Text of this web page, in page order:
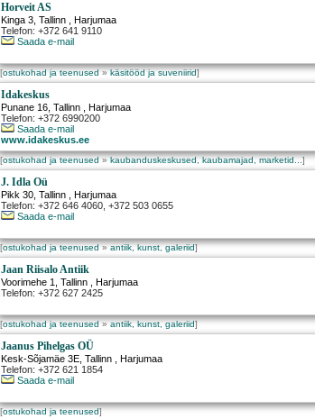
Horveit AS
Kinga 3 ,Tallinn , Harjumaa
Telefon: +372 641 9110
Saada e-mail
[ostukohad ja teenused»käsitööd ja suveniirid]
Idakeskus
Punane 16 ,Tallinn , Harjumaa
Telefon: +372 6990200
Saada e-mail
www.idakeskus.ee
[ostukohad ja teenused»kaubanduskeskused, kaubamajad, marketid...]
J. Idla Oü
Pikk 30 ,Tallinn , Harjumaa
Telefon: +372 646 4060, +372 503 0655
Saada e-mail
[ostukohad ja teenused»antiik, kunst, galeriid]
Jaan Riisalo Antiik
Voorimehe 1 ,Tallinn , Harjumaa
Telefon: +372 627 2425
[ostukohad ja teenused»antiik, kunst, galeriid]
Jaanus Pihelgas OÜ
Kesk-Sõjamäe 3E ,Tallinn , Harjumaa
Telefon: +372 621 1854
Saada e-mail
[ostukohad ja teenused]